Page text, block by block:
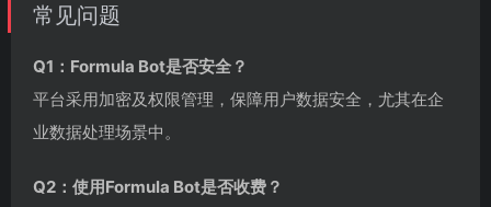
常见问题
Q1：Formula Bot是否安全？
平台采用加密及权限管理，保障用户数据安全，尤其在企
业数据处理场景中。
Q2：使用Formula Bot是否收费？